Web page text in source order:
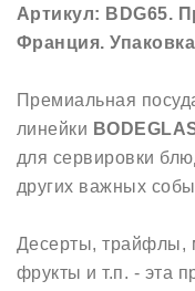
Артикул: BDG65.
Франция.
Премиальная
линейки
для сервировки
других важных
Десерты, трайфлы,
фрукты и т.п. - эта